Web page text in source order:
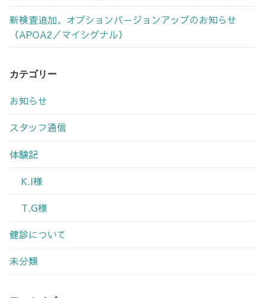
新検査追加、オプションバージョンアップのお知らせ
（APOA2／マイシグナル）
カテゴリー
お知らせ
スタッフ通信
体験記
K.I様
T.G様
健診について
未分類